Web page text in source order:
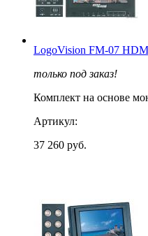
LogoVision FM-07
только под заказ!
Комплект на основе
Артикул:
37 260 руб.